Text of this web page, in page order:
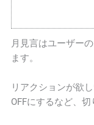
月見言はユーザー
ます。
リアクションが欲
OFFにするなど、切